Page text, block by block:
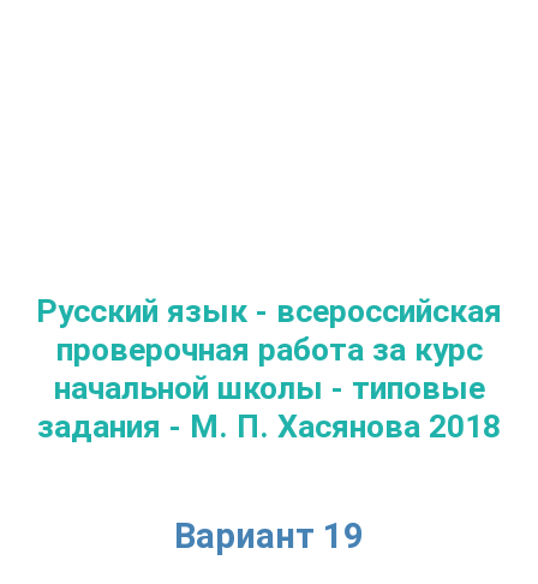
Русский язык - всероссийская
проверочная работа за курс
начальной школы - типовые
задания - М. П. Хасянова 2018
Вариант 19